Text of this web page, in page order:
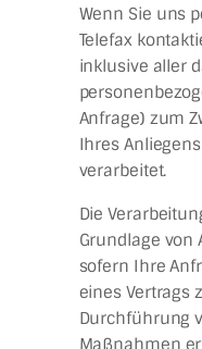
Wenn Sie uns
Telefax
inklusive aller
Anfrage) zum
Ihres
verarbeitet.
Die
Grundlage von
sofern Ihre
eines Vertrags
Durchführung
Maßnahmen